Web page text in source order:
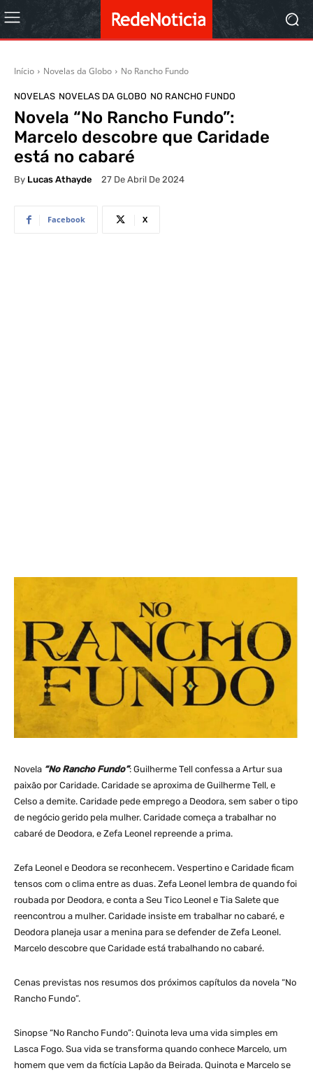
Início Novelas da Globo No Rancho Fundo
NOVELAS NOVELAS DA GLOBO NO RANCHO FUNDO
Novela “No Rancho Fundo”:
Marcelo descobre que Caridade
está no cabaré
By Lucas Athayde 27 De Abril De 2024
Facebook X
Novela “No Rancho Fundo”: Guilherme Tell confessa a Artur sua
paixão por Caridade. Caridade se aproxima de Guilherme Tell, e
Celso a demite. Caridade pede emprego a Deodora, sem saber o tipo
de negócio gerido pela mulher. Caridade começa a trabalhar no
cabaré de Deodora, e Zefa Leonel repreende a prima.
Zefa Leonel e Deodora se reconhecem. Vespertino e Caridade ficam
tensos com o clima entre as duas. Zefa Leonel lembra de quando foi
roubada por Deodora, e conta a Seu Tico Leonel e Tia Salete que
reencontrou a mulher. Caridade insiste em trabalhar no cabaré, e
Deodora planeja usar a menina para se defender de Zefa Leonel.
Marcelo descobre que Caridade está trabalhando no cabaré.
Cenas previstas nos resumos dos próximos capítulos da novela “No
Rancho Fundo”.
Sinopse “No Rancho Fundo”: Quinota leva uma vida simples em
Lasca Fogo. Sua vida se transforma quando conhece Marcelo, um
homem que vem da fictícia Lapão da Beirada. Quinota e Marcelo se